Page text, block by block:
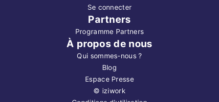
Se connecter
Partners
Programme Partners
À propos de nous
Qui sommes-nous ?
Blog
Espace Presse
© iziwork